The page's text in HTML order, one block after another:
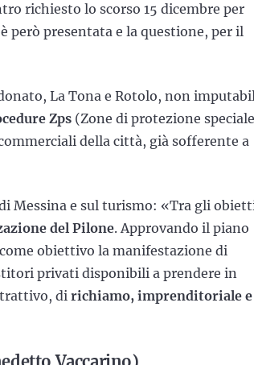
richiesto lo scorso 15 dicembre per
però presentata e la questione, per il
La Tona e Rotolo, non
Zps (Zone di protezione
della città, già sofferente a
Messina e sul turismo: «Tra gli
del Pilone. Approvando il piano
obiettivo la manifestazione di
privati disponibili a prendere in
di richiamo, imprenditoriale e